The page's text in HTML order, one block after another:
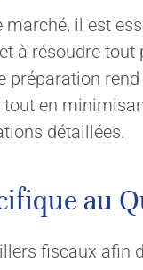
il est
à résoudre
préparation
en
détaillées.
au
fiscaux afin
PROPOS